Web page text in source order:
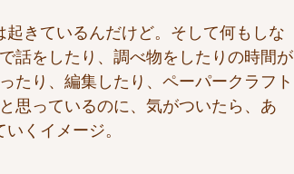
きているんだけど。そして何もしな
話をしたり、調べ物をしたりの時間が
たり、編集したり、ペーパークラフト
思っているのに、気がついたら、あ
くイメージ。